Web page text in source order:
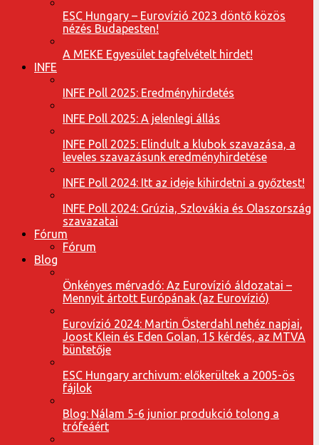
ESC Hungary – Eurovízió 2023 döntő közös
nézés Budapesten!
A MEKE Egyesület tagfelvételt hirdet!
INFE
INFE Poll 2025: Eredményhirdetés
INFE Poll 2025: A jelenlegi állás
INFE Poll 2025: Elindult a klubok szavazása, a
leveles szavazásunk eredményhirdetése
INFE Poll 2024: Itt az ideje kihirdetni a győztest!
INFE Poll 2024: Grúzia, Szlovákia és Olaszország
szavazatai
Fórum
Fórum
Blog
Önkényes mérvadó: Az Eurovízió áldozatai –
Mennyit ártott Európának (az Eurovízió)
Eurovízió 2024: Martin Österdahl nehéz napjai,
Joost Klein és Eden Golan, 15 kérdés, az MTVA
büntetője
ESC Hungary archivum: előkerültek a 2005-ös
fájlok
Blog: Nálam 5-6 junior produkció tolong a
trófeáért